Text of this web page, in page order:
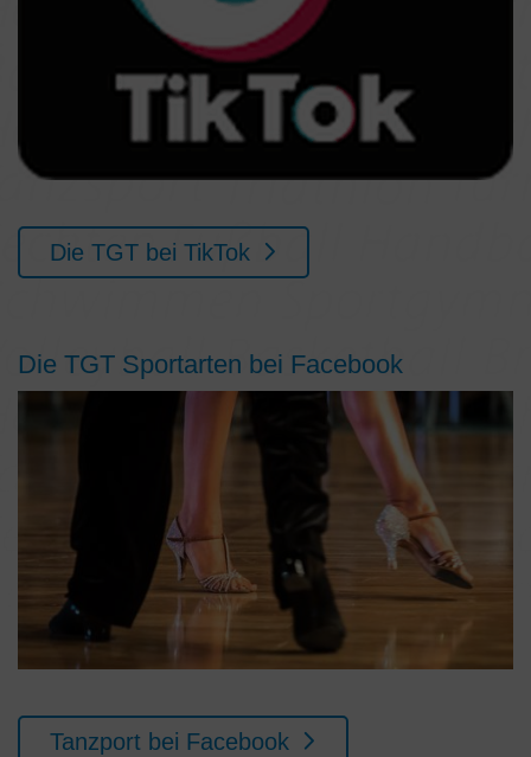
Die TGT bei TikTok
Die TGT Sportarten bei Facebook
Tanzport bei Facebook